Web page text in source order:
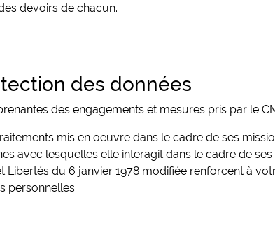
devoirs de chacun.
des données
des engagements et mesures pris par le
mis en oeuvre dans le cadre de ses
avec lesquelles elle interagit dans le cadre de
Libertés du 6 janvier 1978 modifiée renforcent à
personnelles.